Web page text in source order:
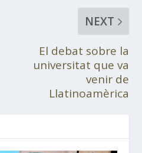
NEXT
El debat sobre la
universitat que va
venir de
Llatinoamèrica